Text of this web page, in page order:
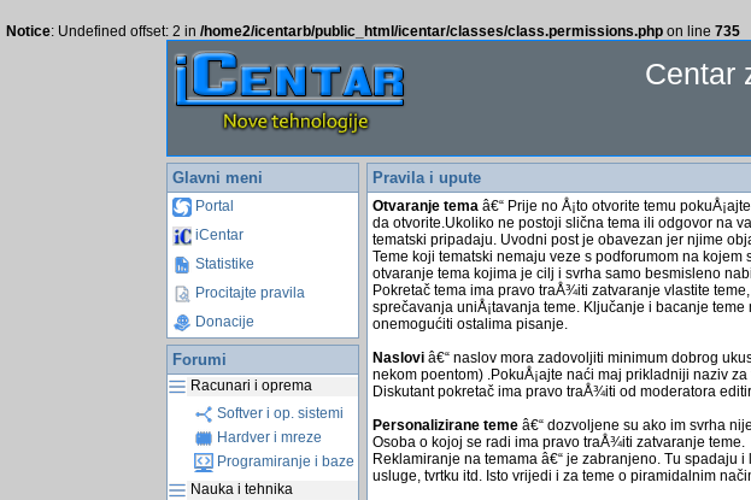
Notice: Undefined offset: 2 in /home2/icentarb/public_html/icentar/classes/class.permissions.php on line 735
Centar
Glavni meni
Portal
iCentar
Statistike
Procitajte pravila
Donacije
Forumi
Racunari i oprema
Softver i op. sistemi
Hardver i mreze
Programiranje i baze
Nauka i tehnika
Pravila i upute
Otvaranje temaâ€“ Prije no Å¡to otvorite temu
da otvorite.Ukoliko ne postoji slična tema ili odgovor na
tematski pripadaju. Uvodni post je obavezan jer njime
Teme koji tematski nemaju veze s podforumom na
otvaranje tema kojima je cilj i svrha samo besmisleno
Pokretač tema ima pravo traÅ¾iti zatvaranje vlastite
sprečavanja uniÅ¡tavanja teme. Ključanje i bacanje
onemogućiti ostalima pisanje.
Nasloviâ€“ naslov mora zadovoljiti minimum dobrog
nekom poentom) .PokuÅ¡ajte naći maj prikladniji naziv
Diskutant pokretač ima pravo traÅ¾iti od moderatora
Personalizirane temeâ€“ dozvoljene su ako im svrha
Osoba o kojoj se radi ima pravo traÅ¾iti zatvaranje teme.
Reklamiranje na temama â€“ je zabranjeno. Tu spadaju
usluge, tvrtku itd. Isto vrijedi i za teme o piramidalnim